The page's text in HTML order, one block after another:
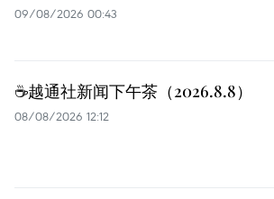
09/08/2026 00:43
☕️越通社新闻下午茶（2026.8.8）
08/08/2026 12:12